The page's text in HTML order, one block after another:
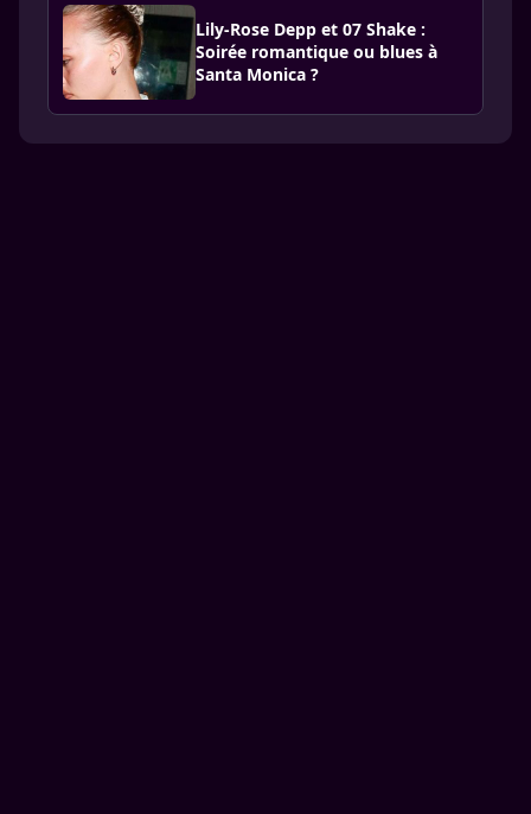
Lily-Rose Depp et 07 Shake :
Soirée romantique ou blues à
Santa Monica ?